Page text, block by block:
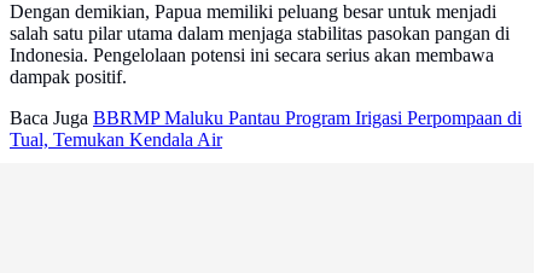
Dengan demikian, Papua memiliki peluang besar untuk menjadi
salah satu pilar utama dalam menjaga stabilitas pasokan pangan di
Indonesia. Pengelolaan potensi ini secara serius akan membawa
dampak positif.
Baca Juga BBRMP Maluku Pantau Program Irigasi Perpompaan di
Tual, Temukan Kendala Air